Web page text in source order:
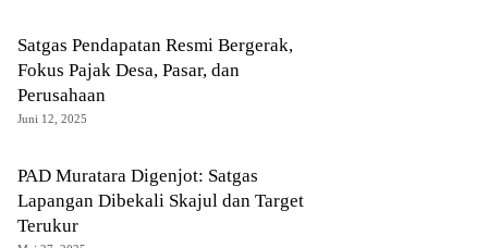
Satgas Pendapatan Resmi Bergerak,
Fokus Pajak Desa, Pasar, dan
Perusahaan
Juni 12, 2025
PAD Muratara Digenjot: Satgas
Lapangan Dibekali Skajul dan Target
Terukur